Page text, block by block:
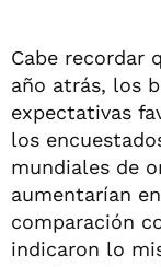
Cabe recordar
año atrás, los
expectativas
los
mundiales de
aumentarían
comparación
indicaron lo